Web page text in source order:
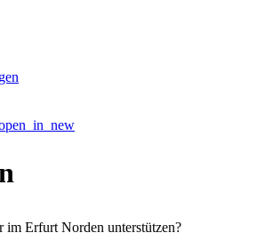
im Erfurt Norden unterstützen?